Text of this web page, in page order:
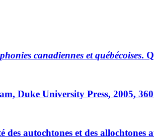
canadiennes et québécoises.
Duke University Press, 2005,
des autochtones et des allochtones